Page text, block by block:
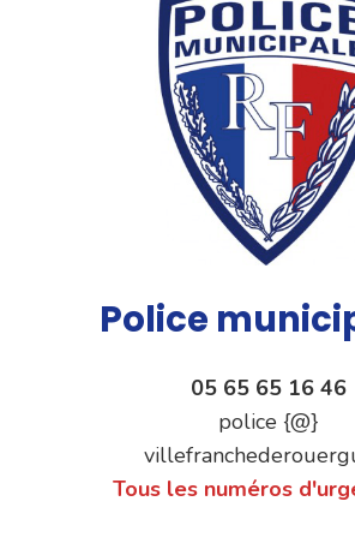
Police
05 65 65 16 46
police {@}
Tous les numéros